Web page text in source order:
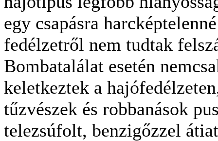
egy csapásra
fedélzetről nem tudtak
Bombatalálat esetén
keletkeztek a
tűzvészek és robbanások
telezsúfolt, benzigőzzel